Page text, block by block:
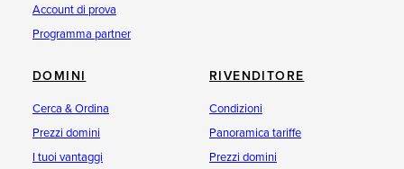
Account di prova
Programma partner
DOMINI
Cerca & Ordina
Prezzi domini
I tuoi vantaggi
RIVENDITORE
Condizioni
Panoramica tariffe
Prezzi domini